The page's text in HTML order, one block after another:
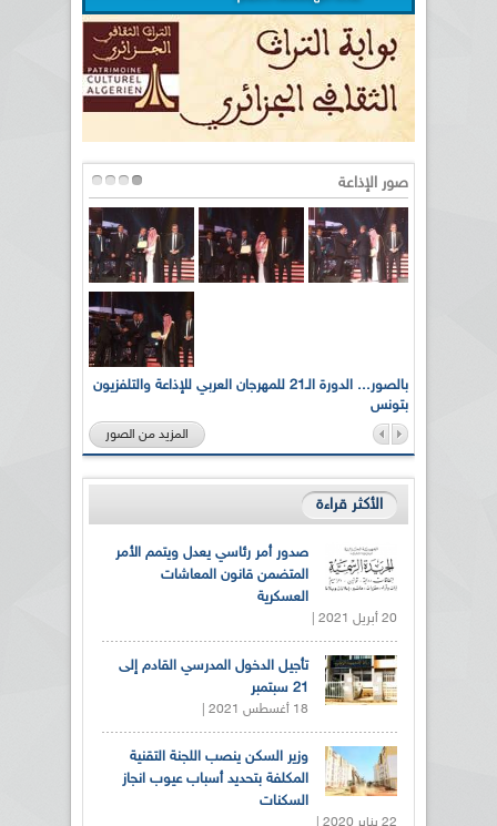
صور الإذاعة
بالصور... الدورة الـ21 للمهرجان العربي للإذاعة والتلفزيون
بتونس
المزيد من الصور
الأكثر قراءة
صدور أمر رئاسي يعدل ويتمم الأمر
المتضمن قانون المعاشات
العسكرية
20 أبريل 2021 |
تأجيل الدخول المدرسي القادم إلى
21 سبتمبر
18 أغسطس 2021 |
وزير السكن ينصب اللجنة التقنية
المكلفة بتحديد أسباب عيوب انجاز
السكنات
22 يناير 2020 |